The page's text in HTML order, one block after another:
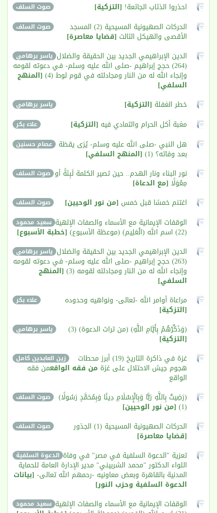
صوت السلف احذروا الذئاب الجائعة! [التزكية]
صوت السلف الحركات الصهيونية المسيحية (2) المسجد
الأقصى والهيكل الثالث [قضايا معاصرة]
ياسر برهامي الدين الإبراهيمي الجديد بين الحقيقة والضلال
(264) حجج إبراهيم -صلى الله عليه وسلم- في دعوته لقومه
وإنجاء الله له من النار ومجادلته في قوم لوط (4) [المنهج
السلفي]
ياسر برهامي خطر الغفلة [التزكية]
علاء بكر مغبة أكل الحرام والتمادي فيه [التزكية]
عصام حسنين هل النبي -صلى الله عليه وسلم- يُرَى يقظة
بعد وفاته؟ (1) [المنهج السلفي]
صوت السلف نور البناء ونار الهدم.. حين تصير الكلمة لَبِنَةً أو
مِعْوَلًا [مع الدعاة]
صوت السلف اغتنم خمسًا قبل خمس [من نور الوحيين]
سعيد محمود الوقفات الإيمانية مع الأسماء والصفات الإلهية
(22) اسم الله (الْعَلِيم) (موعظة الأسبوع) [خطبة الأسبوع]
ياسر برهامي الدين الإبراهيمي الجديد بين الحقيقة والضلال
(263) حجج إبراهيم -صلى الله عليه وسلم- في دعوته لقومه
وإنجاء الله له من النار ومجادلته لقومه (3) [المنهج
السلفي]
علاء بكر مراعاة أوامر الله -تعالى- ونواهيه وحدوده
[التزكية]
ياسر برهامي (وَذَكِّرْهُمْ بِأَيَّامِ اللَّهِ) (من تراث الدعوة) (3)
[التزكية]
زين العابدين كامل غزة في ذاكرة التاريخ (19) أبرز محطات
هجوم جيش الاحتلال على غزة من فقه الواقعمن فقه
الواقع
صوت السلف (رَضِيتُ بِاللَّهِ رَبًّا وَبِالْإِسْلَامِ دِينًا وَبِمُحَمَّدٍ رَسُولًا)
(1) [من نور الوحيين]
صوت السلف الحركات الصهيونية المسيحية (1) الجذور
[قضايا معاصرة]
الدعوة السلفية تعزية "الدعوة السلفية في مصر" في وفاة
اللواء الدكتور "محمد الشربيني" مدير الإدارة العامة للحماية
المدنية بالقاهرة وبعض معاونيه -رحمهم الله تعالى- [بيانات
الدعوة السلفية وحزب النور]
سعيد محمود الوقفات الإيمانية مع الأسماء والصفات الإلهية